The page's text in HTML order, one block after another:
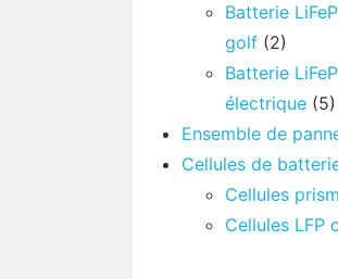
Batterie
golf (2)
Batterie
électrique (5)
Ensemble de
Cellules de
Cellules
Cellules LFP